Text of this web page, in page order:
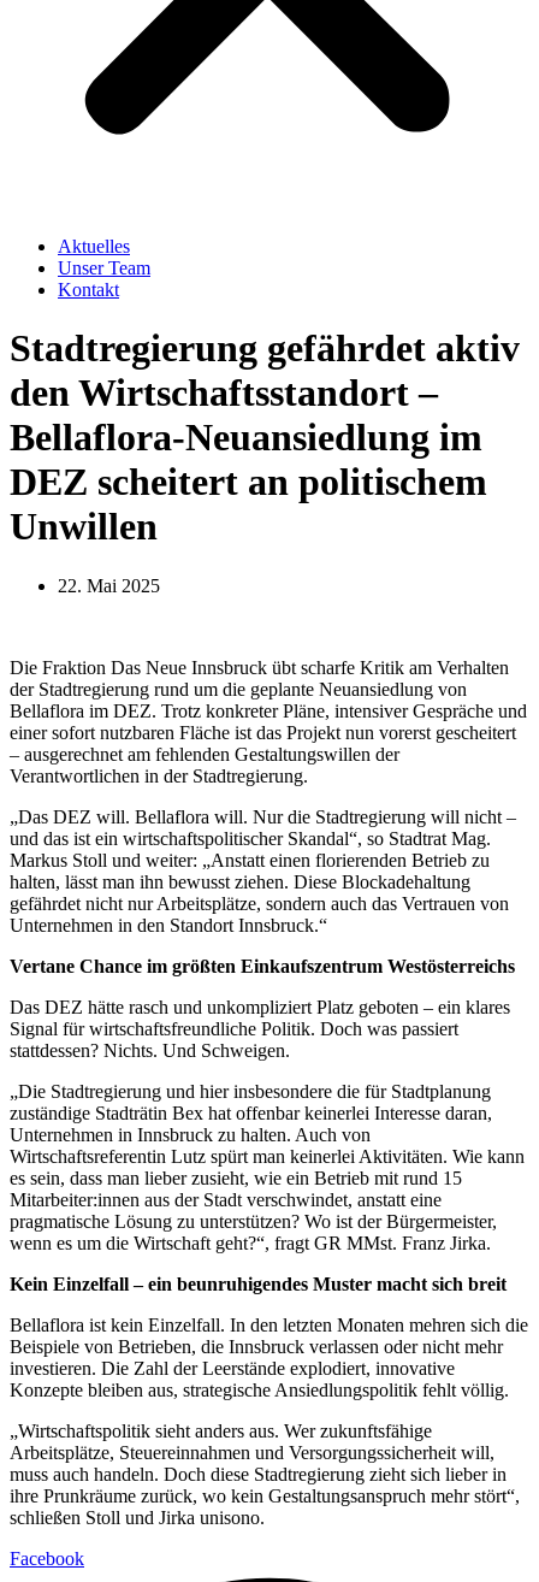
Aktuelles
Unser Team
Kontakt
Stadtregierung gefährdet aktiv
den Wirtschaftsstandort –
Bellaflora-Neuansiedlung im
DEZ scheitert an politischem
Unwillen
22. Mai 2025
Die Fraktion Das Neue Innsbruck übt scharfe Kritik am Verhalten
der Stadtregierung rund um die geplante Neuansiedlung von
Bellaflora im DEZ. Trotz konkreter Pläne, intensiver Gespräche und
einer sofort nutzbaren Fläche ist das Projekt nun vorerst gescheitert
– ausgerechnet am fehlenden Gestaltungswillen der
Verantwortlichen in der Stadtregierung.
„Das DEZ will. Bellaflora will. Nur die Stadtregierung will nicht –
und das ist ein wirtschaftspolitischer Skandal“, so Stadtrat Mag.
Markus Stoll und weiter: „Anstatt einen florierenden Betrieb zu
halten, lässt man ihn bewusst ziehen. Diese Blockadehaltung
gefährdet nicht nur Arbeitsplätze, sondern auch das Vertrauen von
Unternehmen in den Standort Innsbruck.“
Vertane Chance im größten Einkaufszentrum Westösterreichs
Das DEZ hätte rasch und unkompliziert Platz geboten – ein klares
Signal für wirtschaftsfreundliche Politik. Doch was passiert
stattdessen? Nichts. Und Schweigen.
„Die Stadtregierung und hier insbesondere die für Stadtplanung
zuständige Stadträtin Bex hat offenbar keinerlei Interesse daran,
Unternehmen in Innsbruck zu halten. Auch von
Wirtschaftsreferentin Lutz spürt man keinerlei Aktivitäten. Wie kann
es sein, dass man lieber zusieht, wie ein Betrieb mit rund 15
Mitarbeiter:innen aus der Stadt verschwindet, anstatt eine
pragmatische Lösung zu unterstützen? Wo ist der Bürgermeister,
wenn es um die Wirtschaft geht?“, fragt GR MMst. Franz Jirka.
Kein Einzelfall – ein beunruhigendes Muster macht sich breit
Bellaflora ist kein Einzelfall. In den letzten Monaten mehren sich die
Beispiele von Betrieben, die Innsbruck verlassen oder nicht mehr
investieren. Die Zahl der Leerstände explodiert, innovative
Konzepte bleiben aus, strategische Ansiedlungspolitik fehlt völlig.
„Wirtschaftspolitik sieht anders aus. Wer zukunftsfähige
Arbeitsplätze, Steuereinnahmen und Versorgungssicherheit will,
muss auch handeln. Doch diese Stadtregierung zieht sich lieber in
ihre Prunkräume zurück, wo kein Gestaltungsanspruch mehr stört“,
schließen Stoll und Jirka unisono.
Facebook